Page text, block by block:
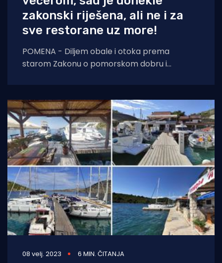
zakonski riješena, ali ne i za
sve restorane uz more!
POMENA - Diljem obale i otoka prema
starom Zakonu o pomorskom dobru i
08 velj. 2023 6 MIN. ČITANJA